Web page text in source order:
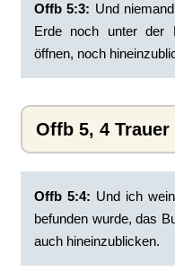
Offb 5:3: ‭Und
Erde noch unter der
öffnen, noch
Offb 5, 4
Offb 5:4: ‭Und ich
befunden wurde, das
auch hineinzublicken.